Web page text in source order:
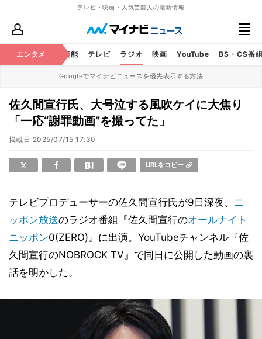
テレビ・映画・人気芸能人の最新情報
エンタメ 芸能 テレビ ラジオ 映画 YouTube BS・CS番
Googleでマイナビニュースを優先表示する方法
佐久間宣行氏、大号泣する風吹ケイに大焦り
「一応“謝罪動画”を撮ってた」
掲載日 2025/07/15 17:30
URLをコピー
テレビプロデューサーの佐久間宣行氏が9日深夜、 ニ
ッポン放送のラジオ番組『佐久間宣行のオールナイト
ニッポン0(ZERO)』に出演。YouTubeチャンネル『佐
久間宣行のNOBROCK TV』で同日に公開した動画の裏
話を明かした。